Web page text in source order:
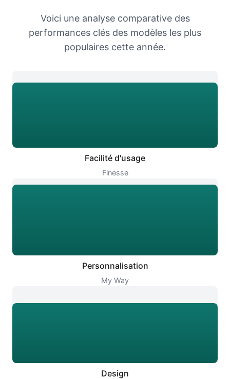
Voici une analyse comparative des
performances clés des modèles les plus
populaires cette année.
Facilité d'usage
Finesse
Personnalisation
My Way
Design